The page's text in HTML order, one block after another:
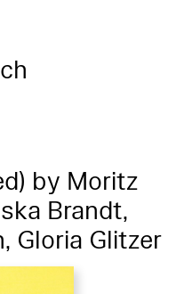
by Moritz
Brandt,
Gloria Glitzer